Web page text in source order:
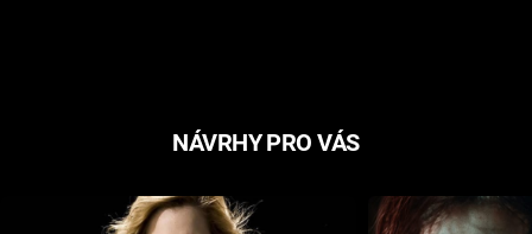
NÁVRHY PRO VÁS